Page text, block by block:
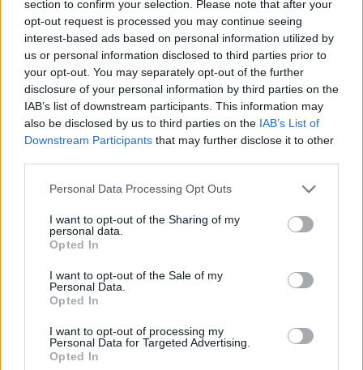
section to confirm your selection. Please note that after your
opt-out request is processed you may continue seeing
interest-based ads based on personal information utilized by
us or personal information disclosed to third parties prior to
your opt-out. You may separately opt-out of the further
disclosure of your personal information by third parties on the
IAB’s list of downstream participants. This information may
also be disclosed by us to third parties on the IAB’s List of
Downstream Participants that may further disclose it to other
Personal Data Processing Opt Outs
I want to opt-out of the Sharing of my
personal data.
Opted In
I want to opt-out of the Sale of my
Personal Data.
Opted In
I want to opt-out of processing my
Personal Data for Targeted Advertising.
Opted In
Sunt cei mai mari
purtători de viruși
*Cele mai ucigătoare
10 pandemii din
istorie. Peste 660 de
milioane de morți
Șoc la Parlament:
Cîțu renunță cu 10
minute înainte de vot!